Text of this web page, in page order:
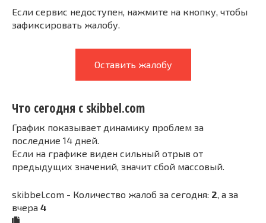
Если сервис недоступен, нажмите на кнопку, чтобы
зафиксировать жалобу.
Оставить жалобу
Что сегодня с skibbel.com
График показывает динамику проблем за
последние 14 дней.
Если на графике виден сильный отрыв от
предыдущих значений, значит сбой массовый.
skibbel.com - Количество жалоб за сегодня: 2 , а за
вчера 4